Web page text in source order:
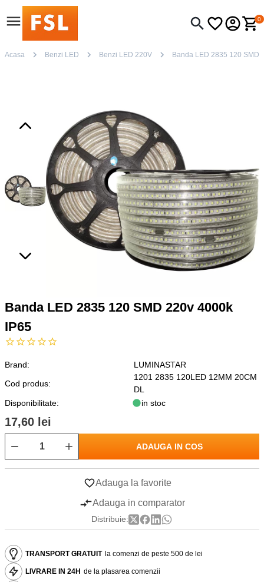
0
Acasa Benzi LED Benzi LED 220V Banda LED 2835 120 SMD
Banda LED 2835 120 SMD 220v 4000k
IP65
Brand:
LUMINASTAR
Cod produs:
1201 2835 120LED 12MM 20CM
DL
Disponibilitate:
in stoc
17,60 lei
ADAUGA IN COS
Adauga la favorite
Adauga in comparator
Distribuie:
TRANSPORT GRATUIT la comenzi de peste 500 de lei
LIVRARE IN 24H de la plasarea comenzii